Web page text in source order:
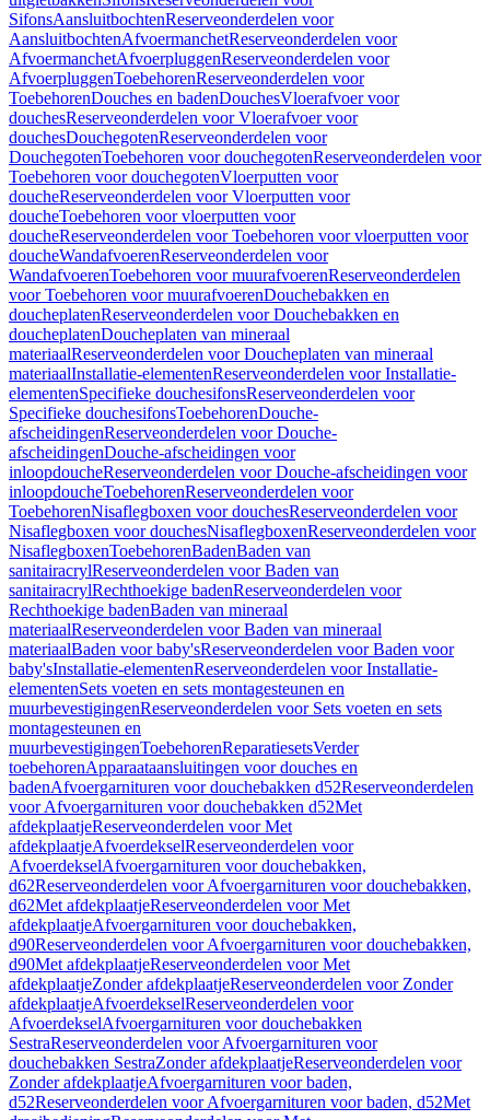
SifonsAansluitbochtenReserveonderdelen voor
AansluitbochtenAfvoermanchetReserveonderdelen voor
AfvoermanchetAfvoerpluggenReserveonderdelen voor
AfvoerpluggenToebehorenReserveonderdelen voor
ToebehorenDouches en badenDouchesVloerafvoer voor
douchesReserveonderdelen voor Vloerafvoer voor
douchesDouchegotenReserveonderdelen voor
DouchegotenToebehoren voor douchegotenReserveonderdelen voor
Toebehoren voor douchegotenVloerputten voor
doucheReserveonderdelen voor Vloerputten voor
doucheToebehoren voor vloerputten voor
doucheReserveonderdelen voor Toebehoren voor vloerputten voor
doucheWandafvoerenReserveonderdelen voor
WandafvoerenToebehoren voor muurafvoerenReserveonderdelen
voor Toebehoren voor muurafvoerenDouchebakken en
doucheplatenReserveonderdelen voor Douchebakken en
doucheplatenDoucheplaten van mineraal
materiaalReserveonderdelen voor Doucheplaten van mineraal
materiaalInstallatie-elementenReserveonderdelen voor Installatie-
elementenSpecifieke douchesifonsReserveonderdelen voor
Specifieke douchesifonsToebehorenDouche-
afscheidingenReserveonderdelen voor Douche-
afscheidingenDouche-afscheidingen voor
inloopdoucheReserveonderdelen voor Douche-afscheidingen voor
inloopdoucheToebehorenReserveonderdelen voor
ToebehorenNisaflegboxen voor douchesReserveonderdelen voor
Nisaflegboxen voor douchesNisaflegboxenReserveonderdelen voor
NisaflegboxenToebehorenBadenBaden van
sanitairacrylReserveonderdelen voor Baden van
sanitairacrylRechthoekige badenReserveonderdelen voor
Rechthoekige badenBaden van mineraal
materiaalReserveonderdelen voor Baden van mineraal
materiaalBaden voor baby'sReserveonderdelen voor Baden voor
baby'sInstallatie-elementenReserveonderdelen voor Installatie-
elementenSets voeten en sets montagesteunen en
muurbevestigingenReserveonderdelen voor Sets voeten en sets
montagesteunen en
muurbevestigingenToebehorenReparatiesetsVerder
toebehorenApparaataansluitingen voor douches en
badenAfvoergarnituren voor douchebakken d52Reserveonderdelen
voor Afvoergarnituren voor douchebakken d52Met
afdekplaatjeReserveonderdelen voor Met
afdekplaatjeAfvoerdekselReserveonderdelen voor
AfvoerdekselAfvoergarnituren voor douchebakken,
d62Reserveonderdelen voor Afvoergarnituren voor douchebakken,
d62Met afdekplaatjeReserveonderdelen voor Met
afdekplaatjeAfvoergarnituren voor douchebakken,
d90Reserveonderdelen voor Afvoergarnituren voor douchebakken,
d90Met afdekplaatjeReserveonderdelen voor Met
afdekplaatjeZonder afdekplaatjeReserveonderdelen voor Zonder
afdekplaatjeAfvoerdekselReserveonderdelen voor
AfvoerdekselAfvoergarnituren voor douchebakken
SestraReserveonderdelen voor Afvoergarnituren voor
douchebakken SestraZonder afdekplaatjeReserveonderdelen voor
Zonder afdekplaatjeAfvoergarnituren voor baden,
d52Reserveonderdelen voor Afvoergarnituren voor baden, d52Met